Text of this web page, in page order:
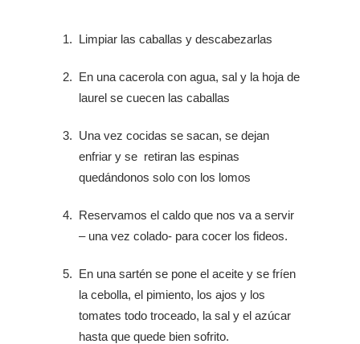
Limpiar las caballas y descabezarlas
En una cacerola con agua, sal y la hoja de
laurel se cuecen las caballas
Una vez cocidas se sacan, se dejan
enfriar y se retiran las espinas
quedándonos solo con los lomos
Reservamos el caldo que nos va a servir
– una vez colado- para cocer los fideos.
En una sartén se pone el aceite y se fríen
la cebolla, el pimiento, los ajos y los
tomates todo troceado, la sal y el azúcar
hasta que quede bien sofrito.